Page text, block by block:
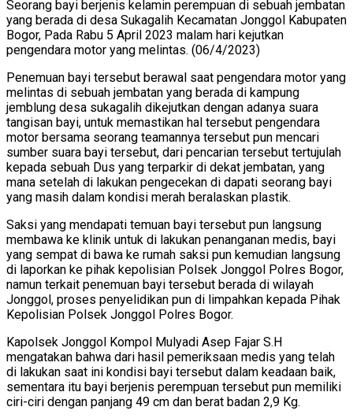
Seorang bayi berjenis kelamin perempuan di sebuah jembatan
yang berada di desa Sukagalih Kecamatan Jonggol Kabupaten
Bogor, Pada Rabu 5 April 2023 malam hari kejutkan
pengendara motor yang melintas. (06/4/2023)
Penemuan bayi tersebut berawal saat pengendara motor yang
melintas di sebuah jembatan yang berada di kampung
jemblung desa sukagalih dikejutkan dengan adanya suara
tangisan bayi, untuk memastikan hal tersebut pengendara
motor bersama seorang teamannya tersebut pun mencari
sumber suara bayi tersebut, dari pencarian tersebut tertujulah
kepada sebuah Dus yang terparkir di dekat jembatan, yang
mana setelah di lakukan pengecekan di dapati seorang bayi
yang masih dalam kondisi merah beralaskan plastik.
Saksi yang mendapati temuan bayi tersebut pun langsung
membawa ke klinik untuk di lakukan penanganan medis, bayi
yang sempat di bawa ke rumah saksi pun kemudian langsung
di laporkan ke pihak kepolisian Polsek Jonggol Polres Bogor,
namun terkait penemuan bayi tersebut berada di wilayah
Jonggol, proses penyelidikan pun di limpahkan kepada Pihak
Kepolisian Polsek Jonggol Polres Bogor.
Kapolsek Jonggol Kompol Mulyadi Asep Fajar S.H
mengatakan bahwa dari hasil pemeriksaan medis yang telah
di lakukan saat ini kondisi bayi tersebut dalam keadaan baik,
sementara itu bayi berjenis perempuan tersebut pun memiliki
ciri-ciri dengan panjang 49 cm dan berat badan 2,9 Kg.